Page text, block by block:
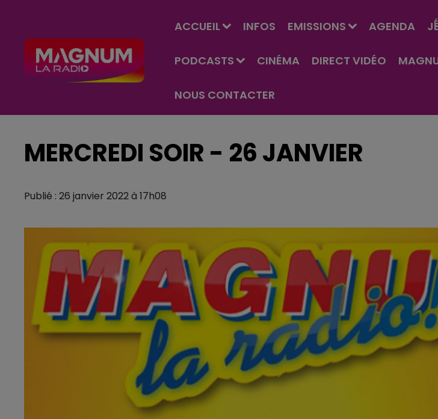
ACCUEIL INFOS EMISSIONS AGENDA
PODCASTS CINÉMA DIRECT VIDÉO
NOUS CONTACTER
MERCREDI SOIR - 26 JANVIER
Publié : 26 janvier 2022 à 17h08